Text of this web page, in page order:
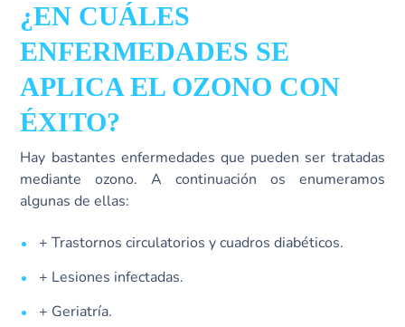
¿EN CUÁLES
ENFERMEDADES SE
APLICA EL OZONO CON
ÉXITO?
Hay bastantes enfermedades que pueden ser tratadas
mediante ozono. A continuación os enumeramos
algunas de ellas:
+ Trastornos circulatorios y cuadros diabéticos.
+ Lesiones infectadas.
+ Geriatría.